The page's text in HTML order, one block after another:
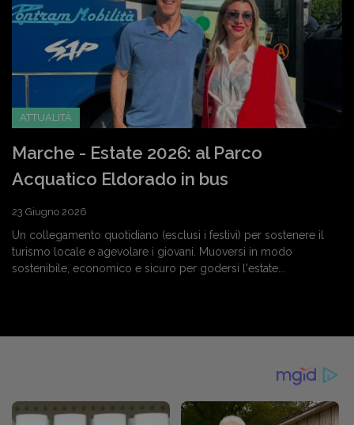
ATTUALITÀ
Marche - Estate 2026: al Parco
Acquatico Eldorado in bus
23 Giugno 2026
Un collegamento quotidiano (esclusi i festivi) per sostenere il
turismo locale e agevolare i giovani. Muoversi in modo
sostenibile, economico e sicuro per godersi l'estate...